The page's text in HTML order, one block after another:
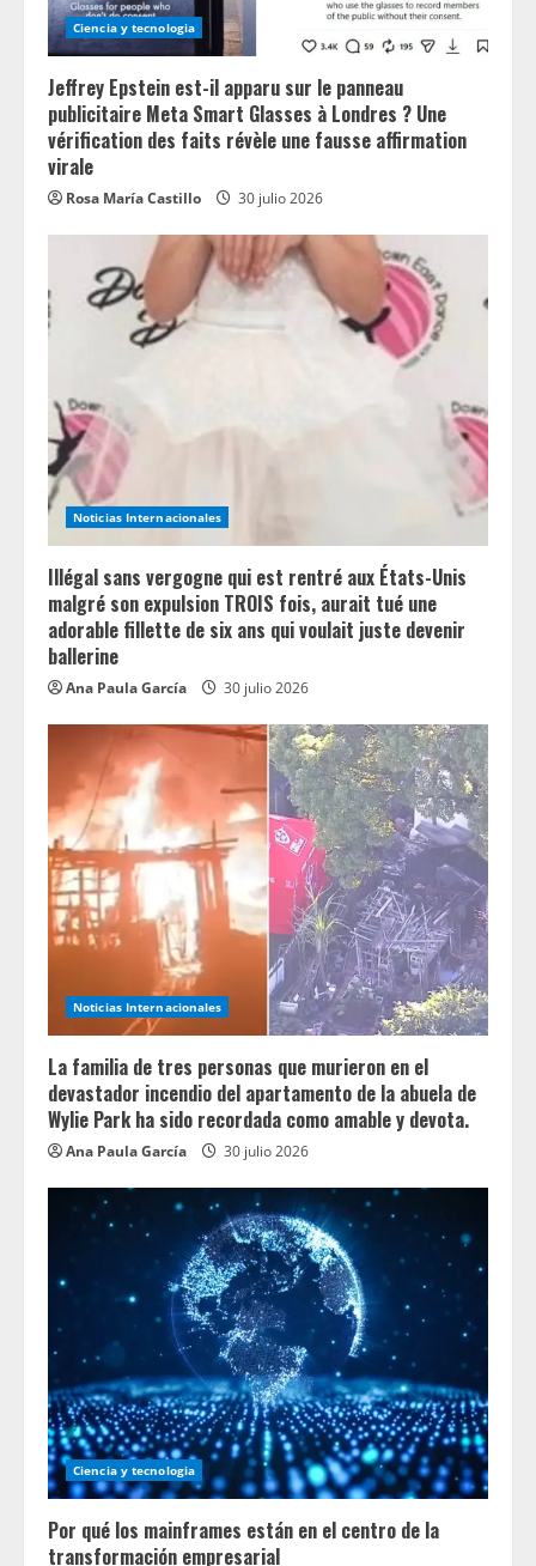
Ciencia y tecnologia
Jeffrey Epstein est-il apparu sur le panneau
publicitaire Meta Smart Glasses à Londres ? Une
vérification des faits révèle une fausse affirmation
virale
Rosa María Castillo 30 julio 2026
Noticias Internacionales
Illégal sans vergogne qui est rentré aux États-Unis
malgré son expulsion TROIS fois, aurait tué une
adorable fillette de six ans qui voulait juste devenir
ballerine
Ana Paula García 30 julio 2026
Noticias Internacionales
La familia de tres personas que murieron en el
devastador incendio del apartamento de la abuela de
Wylie Park ha sido recordada como amable y devota.
Ana Paula García 30 julio 2026
Ciencia y tecnologia
Por qué los mainframes están en el centro de la
transformación empresarial